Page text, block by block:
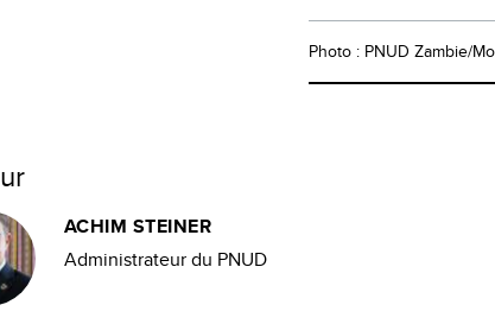
Photo : PNUD Zambie/
ACHIM STEINER
Administrateur du PNUD